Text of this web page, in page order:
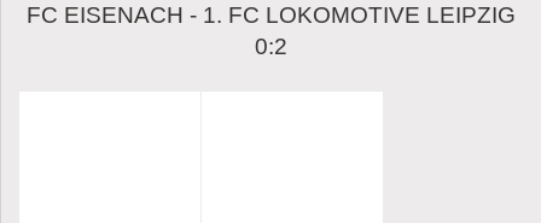
FC EISENACH - 1. FC LOKOMOTIVE LEIPZIG
0:2